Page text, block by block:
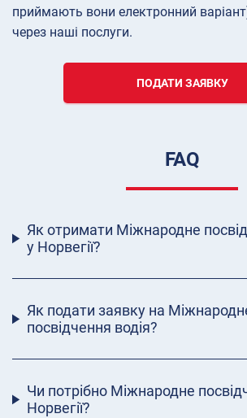
приймають вони електронний
через наші послуги.
ПОДАТИ ЗАЯВКУ
FAQ
Як отримати Міжнародне
у Норвегії?
Як подати заявку на
посвідчення водія?
Чи потрібно Міжнародне
Норвегії?